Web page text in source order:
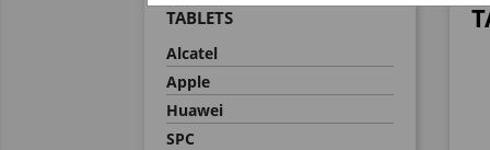
TABLETS
Alcatel
Apple
Huawei
SPC